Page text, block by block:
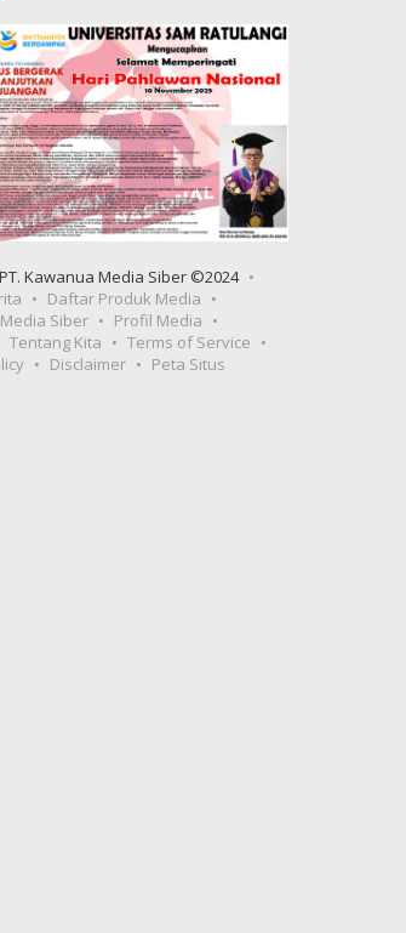
Kawanua Media Siber ©2024
Daftar Produk Media
Siber
Profil Media
Tentang Kita
Terms of Service
Disclaimer Peta Situs